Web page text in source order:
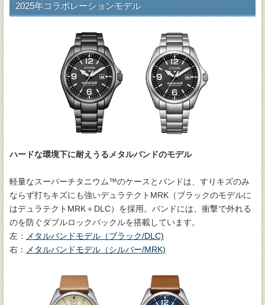
2025年コラボレーションモデル
ハードな環境下に耐えうるメタルバンドのモデル
軽量なスーパーチタニウム™のケースとバンドは、すりキズのみ
ならず打ちキズにも強いデュラテクトMRK（ブラックのモデルに
はデュラテクトMRK＋DLC）を採用。バンドには、衝撃で外れる
のを防ぐダブルロックバックルを搭載しています。
左：
メタルバンドモデル（ブラック/DLC)
右：
メタルバンドモデル（シルバー/MRK)